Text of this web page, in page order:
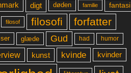
digt døden familie fantasi
filosof filosofi forfatter
glæde Gud had humor
kunst kvinde kvinder